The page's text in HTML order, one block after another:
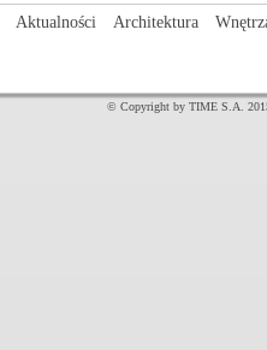
Aktualności Architektura
© Copyright by TIME S.A.